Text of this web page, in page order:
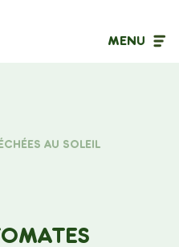
MENU
sur AU SOLEIL